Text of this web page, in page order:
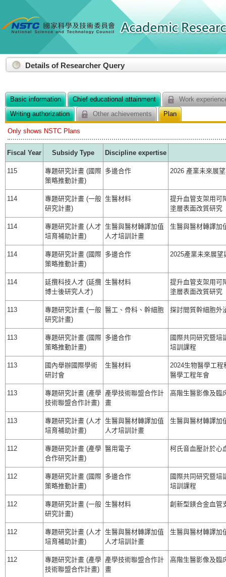
::: Details of Researcher Query
Basic information Chief educational attainment
Work
Writing authorization
Other achievements Plan
Only shows NSTC Plans
Fiscal Year Subsidy Type Discipline expertise
115
專題研究計畫 (國際
策略推動計畫)
多邊合作 2026 產業未來展
114
專題研究計畫 (一般
研究計畫)
生醫材料
提升血管支架用可
塗層表面改質研究
114
專題研究計畫 (人才
培育補助計畫)
生醫與醫材轉譯加值
人才培訓計畫
生醫與醫材轉譯加
114
專題研究計畫 (國際
策略推動計畫)
多邊合作 2025產業未來展
114
延攬科技人才 (延攬
博士後研究人才)
生醫材料
提升血管支架用可
塗層表面改質研究
113
專題研究計畫 (一般
研究計畫)
醫工、骨科、幹細胞 探討間質幹細胞外
113
專題研究計畫 (國際
策略推動計畫)
多邊合作
國際共同研究暨培
培訓課程
113
國內舉辦國際學術
研討會
生醫材料
2024生物醫學工
醫學工程年會
113
專題研究計畫 (產學
技術聯盟合作計畫)
產學技術聯盟合作計
畫
高階生醫影像及臨
113
專題研究計畫 (人才
培育補助計畫)
生醫與醫材轉譯加值
人才培訓計畫
生醫與醫材轉譯加
112
專題研究計畫 (產學
合作研究計畫)
醫用電子 柯氏音血壓計於心
112
專題研究計畫 (國際
策略推動計畫)
多邊合作
國際共同研究暨培
培訓課程
112
專題研究計畫 (一般
研究計畫)
生醫材料 創新型鎂合金血管
112
專題研究計畫 (人才
培育補助計畫)
生醫與醫材轉譯加值
人才培訓計畫
生醫與醫材轉譯加
112
專題研究計畫 (產學
技術聯盟合作計畫)
產學技術聯盟合作計
畫
高階生醫影像及臨